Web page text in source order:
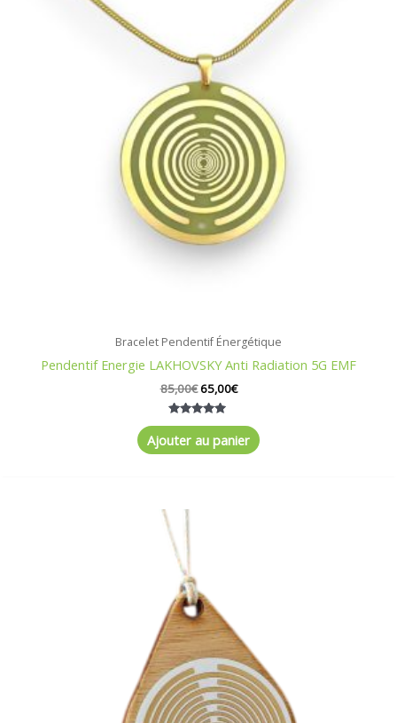
Bracelet Pendentif Énergétique
Pendentif Energie LAKHOVSKY Anti Radiation 5G EMF
85,00€65,00€
Note
sur 5
Ajouter au panier